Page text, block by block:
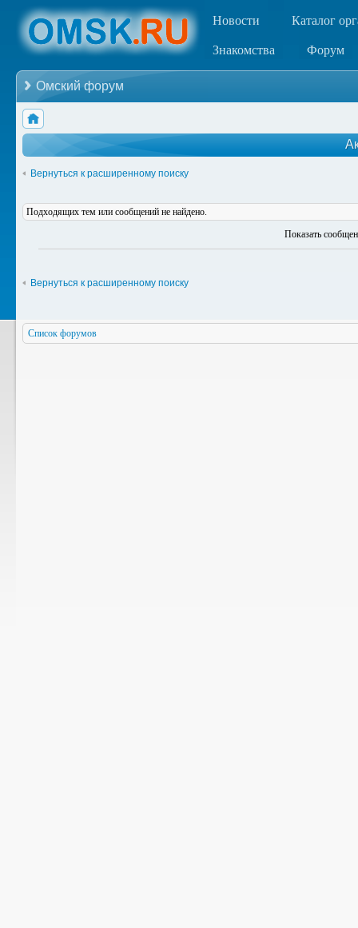
Новости Каталог
Знакомства Форум
Омский форум
Вернуться к расширенному поиску
Подходящих тем или сообщений не найдено.
Показать
Вернуться к расширенному поиску
Список форумов